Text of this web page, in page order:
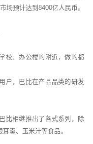
场预计达到8400亿人民币。
校、办公楼的附近，做的都
户，巴比在产品品类的研发
比相继推出了各式系列，除
羹、玉米汁等食品。